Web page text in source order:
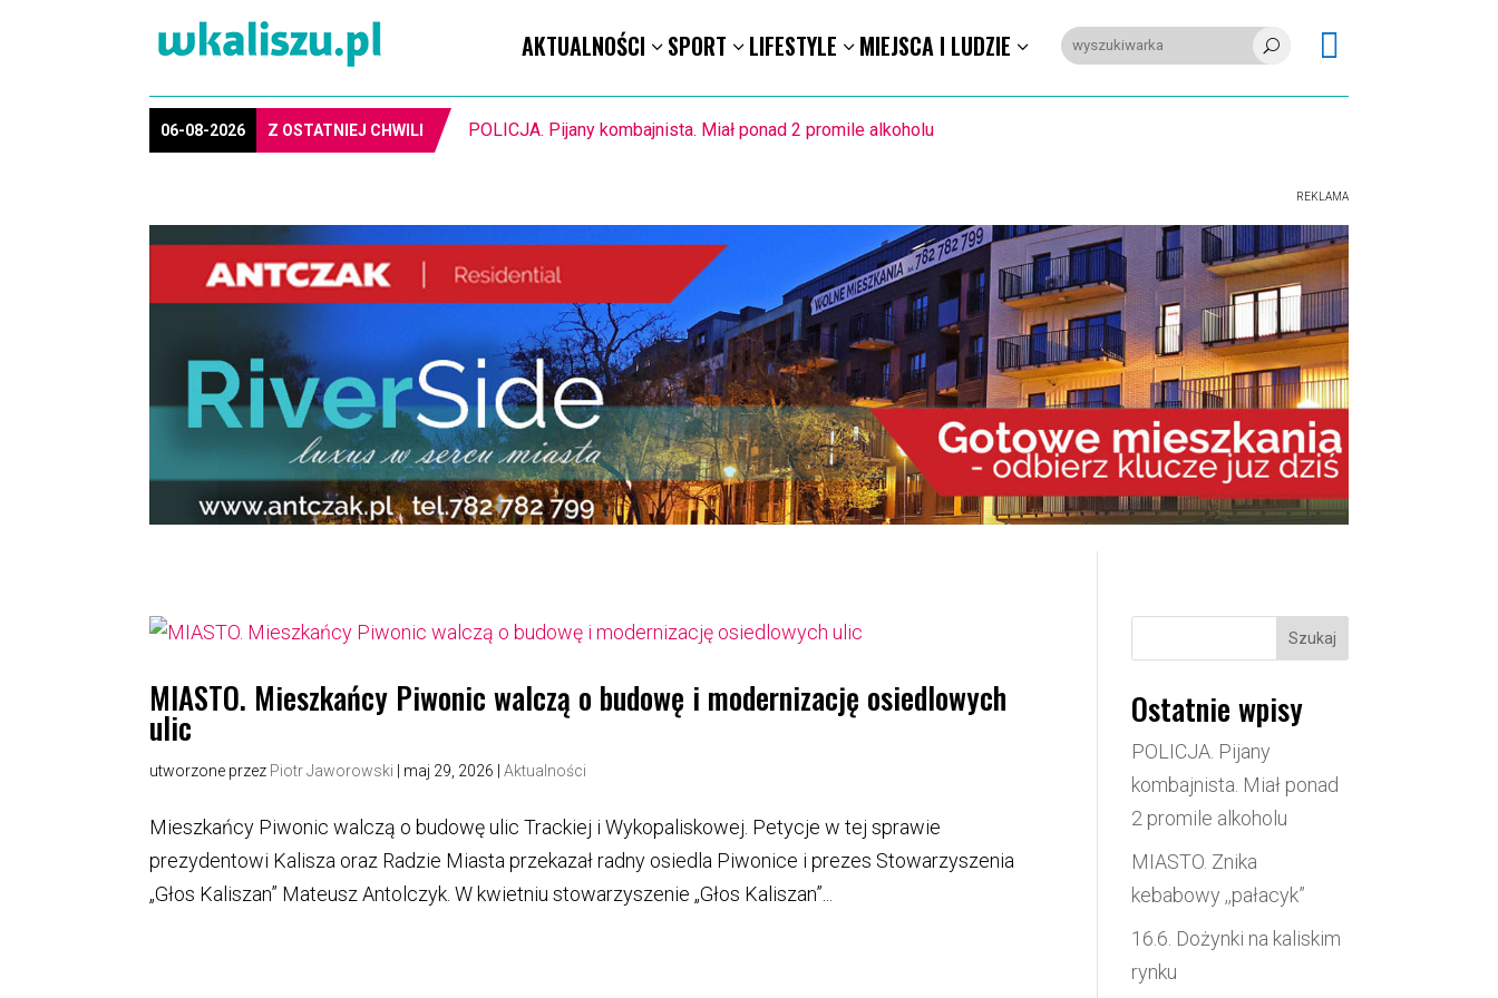
AKTUALNOŚCI SPORT LIFESTYLE MIEJSCA I LUDZIE U 
06-08-2026 Z OSTATNIEJ CHWILI POLICJA. Pijany kombajnista. Miał ponad 2 promile alkoholu
REKLAMA
MIASTO. Mieszkańcy Piwonic walczą o budowę i modernizację osiedlowych
ulic
utworzone przez Piotr Jaworowski maj 29, 2026 |Aktualności
Mieszkańcy Piwonic walczą o budowę ulic Trackiej i Wykopaliskowej. Petycje w tej sprawie
prezydentowi Kalisza oraz Radzie Miasta przekazał radny osiedla Piwonice i prezes Stowarzyszenia
„Głos Kaliszan” Mateusz Antolczyk. W kwietniu stowarzyszenie „Głos Kaliszan”...
Szukaj
Ostatnie wpisy
POLICJA. Pijany
kombajnista. Miał ponad
2 promile alkoholu
MIASTO. Znika
kebabowy ,,pałacyk”
16.6. Dożynki na kaliskim
rynku